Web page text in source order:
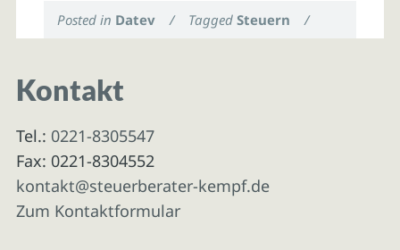
Posted in Datev / TaggedSteuern /
Kontakt
Tel.: 0221-8305547
Fax: 0221-8304552
kontakt@steuerberater-kempf.de
Zum Kontaktformular